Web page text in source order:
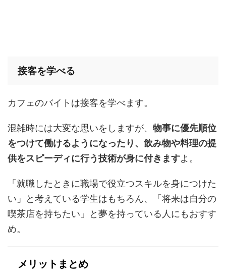
接客を学べる
カフェのバイトは接客を学べます。
混雑時には大変な思いをしますが、 物事に優先順位
をつけて働けるようになったり、飲み物や料理の提
供をスピーディに行う技術が身に付きますよ。
「就職したときに職場で役立つスキルを身につけた
い」と考えている学生はもちろん、「将来は自分の
喫茶店を持ちたい」と夢を持っている人にもおすす
め。
メリットまとめ